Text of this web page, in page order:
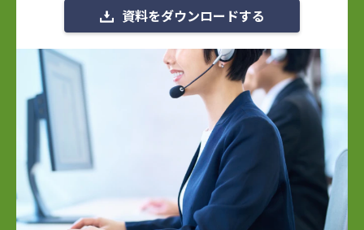
資料をダウンロードする